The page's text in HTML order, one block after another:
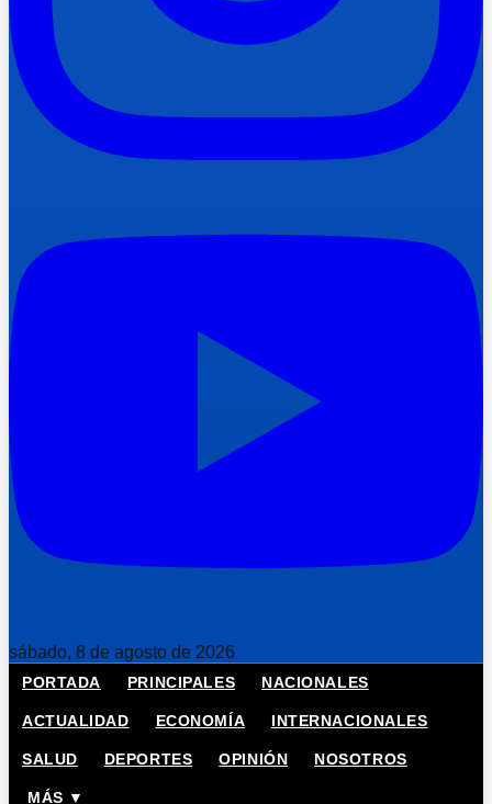
sábado, 8 de agosto de 2026
PORTADA PRINCIPALES NACIONALES
ACTUALIDAD ECONOMÍA INTERNACIONALES
SALUD DEPORTES OPINIÓN NOSOTROS
MÁS ▼